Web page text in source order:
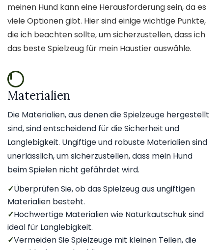
meinen Hund kann eine Herausforderung sein, da es
viele Optionen gibt. Hier sind einige wichtige Punkte,
die ich beachten sollte, um sicherzustellen, dass ich
das beste Spielzeug für mein Haustier auswähle.
1
Materialien
Die Materialien, aus denen die Spielzeuge hergestellt
sind, sind entscheidend für die Sicherheit und
Langlebigkeit. Ungiftige und robuste Materialien sind
unerlässlich, um sicherzustellen, dass mein Hund
beim Spielen nicht gefährdet wird.
✓Überprüfen Sie, ob das Spielzeug aus ungiftigen
Materialien besteht.
✓Hochwertige Materialien wie Naturkautschuk sind
ideal für Langlebigkeit.
✓Vermeiden Sie Spielzeuge mit kleinen Teilen, die